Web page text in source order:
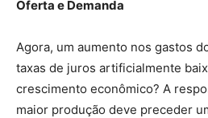
Oferta e Demanda
Agora, um aumento nos gastos
taxas de juros artificialmente
crescimento econômico? A
maior produção deve preceder